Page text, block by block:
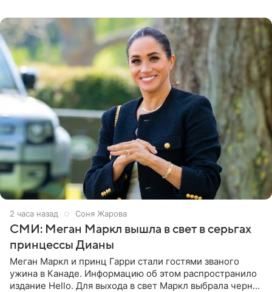
2 часа назад Соня Жарова
СМИ: Меган Маркл вышла в свет в серьгах
принцессы Дианы
Меган Маркл и принц Гарри стали гостями званого
ужина в Канаде. Информацию об этом распространило
издание Hello. Для выхода в свет Маркл выбрала черное